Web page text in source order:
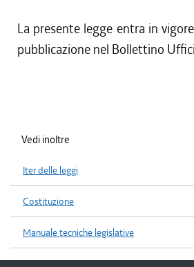
La presente legge entra in
pubblicazione nel Bollettino
Vedi inoltre
Iter delle leggi
Costituzione
Manuale tecniche legislative